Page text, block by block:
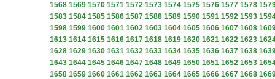
1568 1569 1570 1571 1572 1573 1574 1575 1576 1577 1578
1583 1584 1585 1586 1587 1588 1589 1590 1591 1592 1593
1598 1599 1600 1601 1602 1603 1604 1605 1606 1607 1608
1613 1614 1615 1616 1617 1618 1619 1620 1621 1622 1623
1628 1629 1630 1631 1632 1633 1634 1635 1636 1637 1638
1643 1644 1645 1646 1647 1648 1649 1650 1651 1652 1653
1658 1659 1660 1661 1662 1663 1664 1665 1666 1667 1668